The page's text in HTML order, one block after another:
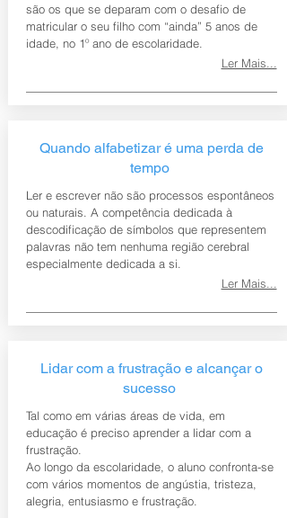
são os que se deparam com o desafio de
matricular o seu filho com “ainda” 5 anos de
idade, no 1º ano de escolaridade.
Ler Mais...
Quando alfabetizar é uma perda de
tempo
Ler e escrever não são processos espontâneos
ou naturais. A competência dedicada à
descodificação de símbolos que representem
palavras não tem nenhuma região cerebral
especialmente dedicada a si.
Ler Mais...
Lidar com a frustração e alcançar o
sucesso
Tal como em várias áreas de vida, em
educação é preciso aprender a lidar com a
frustração.
Ao longo da escolaridade, o aluno confronta-se
com vários momentos de angústia, tristeza,
alegria, entusiasmo e frustração.